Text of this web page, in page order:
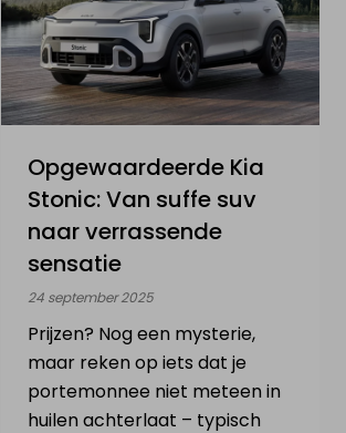
Opgewaardeerde Kia
Stonic: Van suffe suv
naar verrassende
sensatie
24 september 2025
Prijzen? Nog een mysterie,
maar reken op iets dat je
portemonnee niet meteen in
huilen achterlaat – typisch